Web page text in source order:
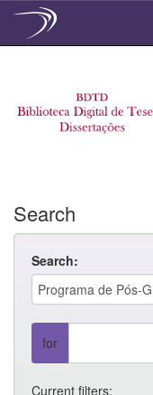
Search
Search:
for
Current filters: